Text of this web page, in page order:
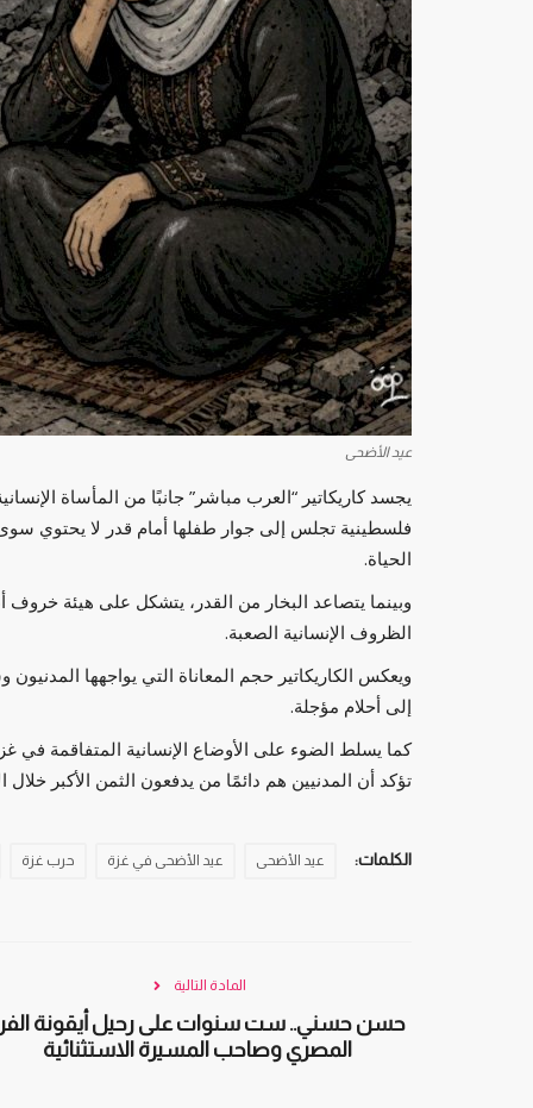
عيد الأضحى
يجسد كاريكاتير “العرب مباشر” جانبًا من المأساة
فلسطينية تجلس إلى جوار طفلها أمام قدر لا يحتوي
الحياة.
وبينما يتصاعد البخار من القدر، يتشكل على هيئة
الظروف الإنسانية الصعبة.
ويعكس الكاريكاتير حجم المعاناة التي يواجهها
إلى أحلام مؤجلة.
كما يسلط الضوء على الأوضاع الإنسانية المتفاقمة
تؤكد أن المدنيين هم دائمًا من يدفعون الثمن الأكبر خلال
الكلمات: عيد الأضحى عيد الأضحى في غزة حرب غزة
المادة التالية
حسن حسني.. ست سنوات على رحيل أيقونة
المصري وصاحب المسيرة الاستثنائية